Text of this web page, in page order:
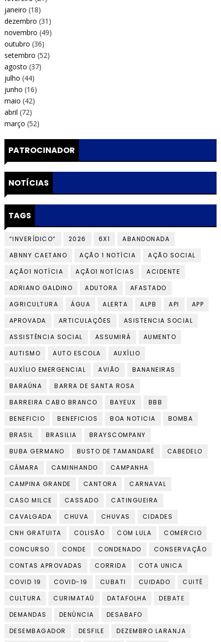
janeiro (18)
dezembro (31)
novembro (49)
outubro (36)
setembro (52)
agosto (37)
julho (44)
junho (16)
maio (42)
abril (72)
março (52)
PATROCINADOR
NOTÍCIAS
TAGS
“INVERÍDICO” 2026 6X1
ABANDONADA
ABNNY CAETANO
AÇÃO 1 NOTÍCIA
AÇÃO SOCIAL
AÇÃO1 NOTÍCIA
AÇÃO1 NOTÍCIAS
ACIDENTE
ADRIANO GALDINO
ADUTORA
AFASTADO
AGRICULTURA
ÁGUA ALERTA ALPB API
APP
APROVADA
ARTICULAÇÕES
ASISTENCIA SOCIAL
ASSISTÊNCIA SOCIAL
ASSUMIRÁ
AUMENTO
AUTISMO
AUTO ESCOLA
AUXÍLIO
AUXÍLIO EMERGENCIAL
AVIÃO
BANANEIRAS
BARAÚNA
BARRA DE SANTA ROSA
BARREIRA CABO BRANCO
BAYEUX
BBB
BENEFICIO
BENEFICIOS BOA NOTICIA
BOMBA
BRASIL
BRASILIA
BRAYSCOMPANY
BUBA GERMANO
BUSTO DE TAMANDARÉ
CABEDELO
CÂMARA
CAMINHANDO
CAMPANHA
CAMPINA GRANDE
CANTORA
CARNAVAL
CASO MILCE
CASSADO
CATINGUEIRA
CAVALGADA
CHUVA CHUVAS
CIDADES
CNH GRATUITA
COLISÃO COM LULA
COMERCIO
CONCURSO
CONDE CONDENADO
CONSERVAÇÃO
CONTAS APROVADAS
CORRIDA
COTA UNICA
COVID 19
COVID-19 CUBATI CUIDADO
CUITÉ
CULTURA
CURIMATAÚ DATAFOLHA
DEBATE
DEMANDAS
DENÚNCIA
DESABAFO
DESEMBAGADOR
DESFILE
DEZEMBRO LARANJA